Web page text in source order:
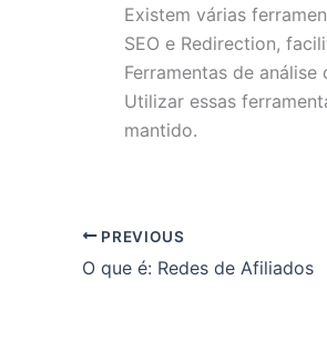
Existem várias
SEO e Redirection,
Ferramentas de
Utilizar essas
mantido.
PREVIOUS
O que é: Redes de Afiliados